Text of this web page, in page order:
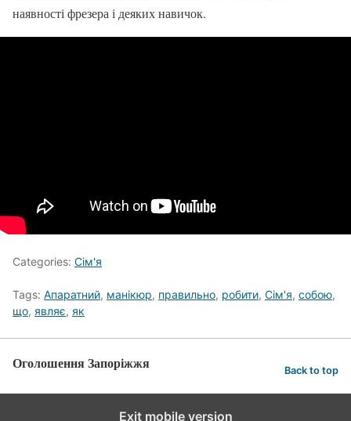
наявності фрезера і деяких навичок.
Categories: Сім'я
Tags: Апаратний, манікюр, правильно, робити, Сім'я, собою,
що, являє, як
Оголошення Запоріжжя Back to top
Exit mobile version